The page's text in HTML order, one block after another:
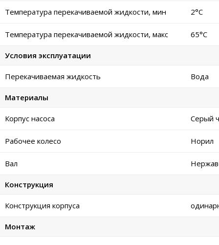
Температура перекачиваемой жидкости, мин 2°C
Температура перекачиваемой жидкости, макс 65°C
Условия эксплуатации
Перекачиваемая жидкость Вода
Материалы
Корпус насоса Серый
Рабочее колесо Норил
Вал
Конструкция
Конструкция корпуса
Монтаж